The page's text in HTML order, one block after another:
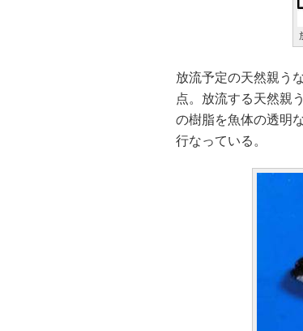
放流予定の天然親う
点。放流する天然親
の樹脂を魚体の透明
行なっている。